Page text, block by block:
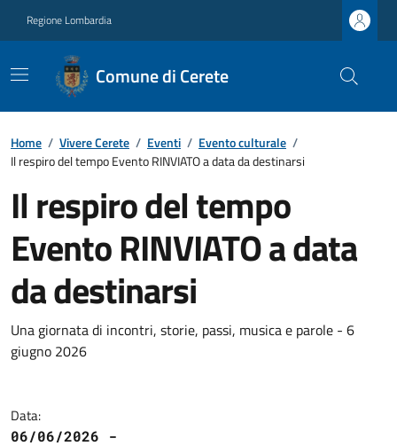
Regione Lombardia
Comune di Cerete
Home / Vivere Cerete / Eventi / Evento culturale /
Il respiro del tempo Evento RINVIATO a data da destinarsi
Il respiro del tempo
Evento RINVIATO a data
da destinarsi
Una giornata di incontri, storie, passi, musica e parole - 6
giugno 2026
Data:
06/06/2026 -